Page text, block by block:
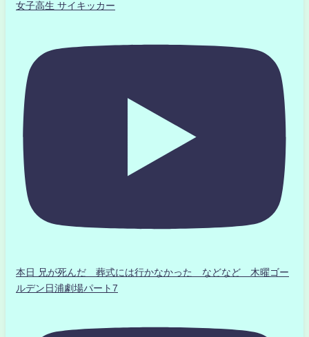
女子高生 サイキッカー
本日 兄が死んだ 葬式には行かなかった などなど 木曜ゴー
ルデン日浦劇場パート7